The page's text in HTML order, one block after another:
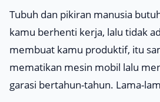
Tubuh dan pikiran manusia
kamu berhenti kerja, lalu tidak
membuat kamu produktif, itu
mematikan mesin mobil lalu
garasi bertahun-tahun. Lama-